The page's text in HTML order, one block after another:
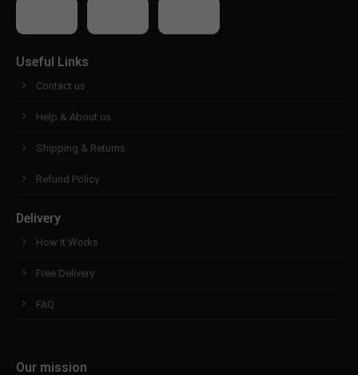
Useful Links
Contact us
Help & About us
Shipping & Returns
Refund Policy
Delivery
How it Works
Free Delivery
FAQ
Our mission